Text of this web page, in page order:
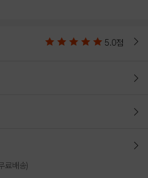
5.0점
료배송)